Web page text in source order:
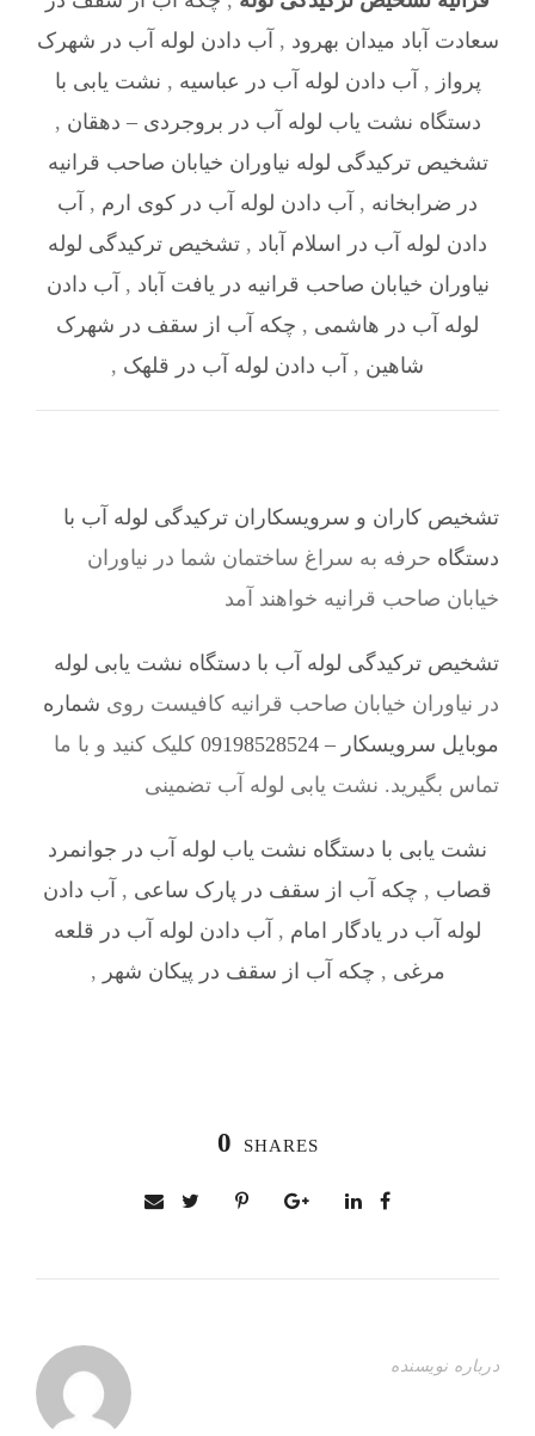
سعادت آباد میدان بهرود , آب دادن لوله آب در شهرک
پرواز , آب دادن لوله آب در عباسیه , نشت یابی با
دستگاه نشت یاب لوله آب در بروجردی – دهقان ,
تشخیص ترکیدگی لوله نیاوران خیابان صاحب قرانیه
در ضرابخانه , آب دادن لوله آب در کوی ارم , آب
دادن لوله آب در اسلام آباد , تشخیص ترکیدگی لوله
نیاوران خیابان صاحب قرانیه در یافت آباد , آب دادن
لوله آب در هاشمی , چکه آب از سقف در شهرک
شاهین , آب دادن لوله آب در قلهک ,
تشخیص کاران و سرویسکاران ترکیدگی لوله آب با
دستگاه حرفه به سراغ ساختمان شما در نیاوران
خیابان صاحب قرانیه خواهند آمد
تشخیص ترکیدگی لوله آب با دستگاه نشت یابی لوله
در نیاوران خیابان صاحب قرانیه کافیست روی شماره
موبایل سرویسکار – 09198528524
کلیک کنید و با ما
تماس بگیرید. نشت یابی لوله آب تضمینی
نشت یابی با دستگاه نشت یاب لوله آب در جوانمرد
قصاب , چکه آب از سقف در پارک ساعی , آب دادن
لوله آب در یادگار امام , آب دادن لوله آب در قلعه‌
مرغی , چکه آب از سقف در پیکان شهر ,
0 SHARES
درباره نویسنده